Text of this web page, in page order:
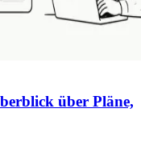
über Pläne,